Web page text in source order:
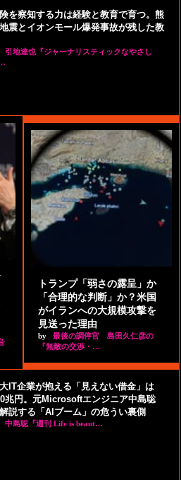
を察知する力は経験と教育で育つ。熊
震とイオンモール爆発事故が残した教
引地達也『ジャーナリスティックなやさし
トランプ「弱さの露呈」か
「合理的な判断」か？米国
がイランへの大規模攻撃を
見送った理由
by
最後の調停官 島田久仁彦の
『無敵の交渉・…
IT企業が抱える「見えない借金」は
兆円。元Microsoftエンジニア中島聡
説する「AIブーム」の危うい裏側
中島聡『週刊 Life is beaut…